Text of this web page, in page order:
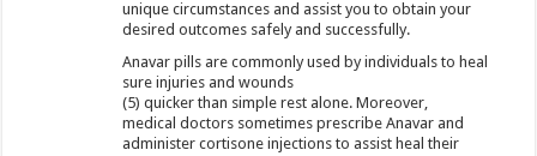
unique circumstances and assist you to obtain your
desired outcomes safely and successfully.
Anavar pills are commonly used by individuals to heal
sure injuries and wounds
(5) quicker than simple rest alone. Moreover,
medical doctors sometimes prescribe Anavar and
administer cortisone injections to assist heal their